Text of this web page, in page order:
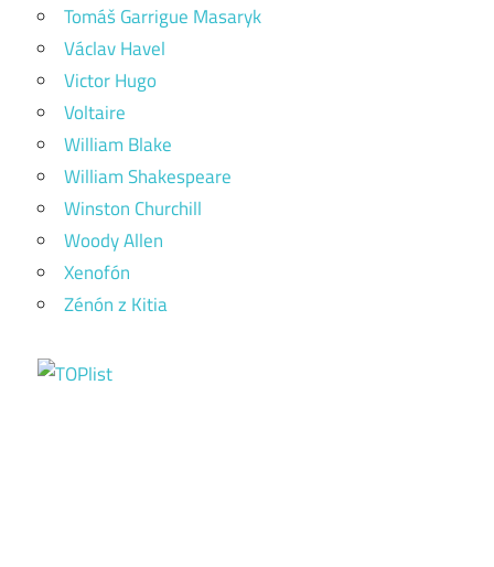
Tomáš Garrigue Masaryk
Václav Havel
Victor Hugo
Voltaire
William Blake
William Shakespeare
Winston Churchill
Woody Allen
Xenofón
Zénón z Kitia